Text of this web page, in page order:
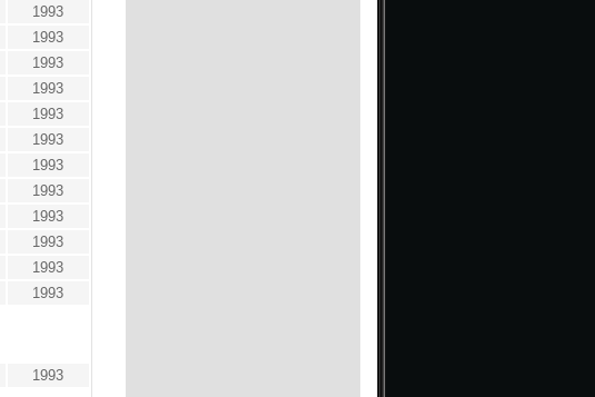
1993
1993
1993
1993
1993
1993
1993
1993
1993
1993
1993
1993
1993